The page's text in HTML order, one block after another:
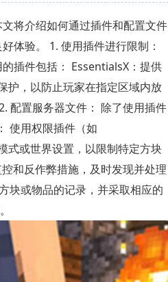
将介绍如何通过插件和配置文件
体验。 1. 使用插件进行限制：
插件包括： EssentialsX：提供
护，以防止玩家在指定区域内放
配置服务器文件： 除了使用插件
使用权限插件（如
式或世界设置，以限制特定方块
和反作弊措施，及时发现并处理
块或物品的记录，并采取相应的